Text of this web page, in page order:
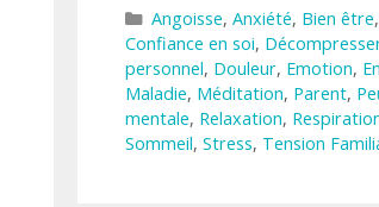
Catégories
Angoisse, Anxiété, Bien être,
Confiance en soi,
personnel, Douleur, Emotion,
Maladie, Méditation, Parent,
mentale, Relaxation,
Sommeil, Stress, Tension